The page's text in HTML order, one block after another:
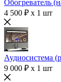
Обогреватель
4 500 ₽ x 1 шт
Аудиосистема
9 000 ₽ x 1 шт